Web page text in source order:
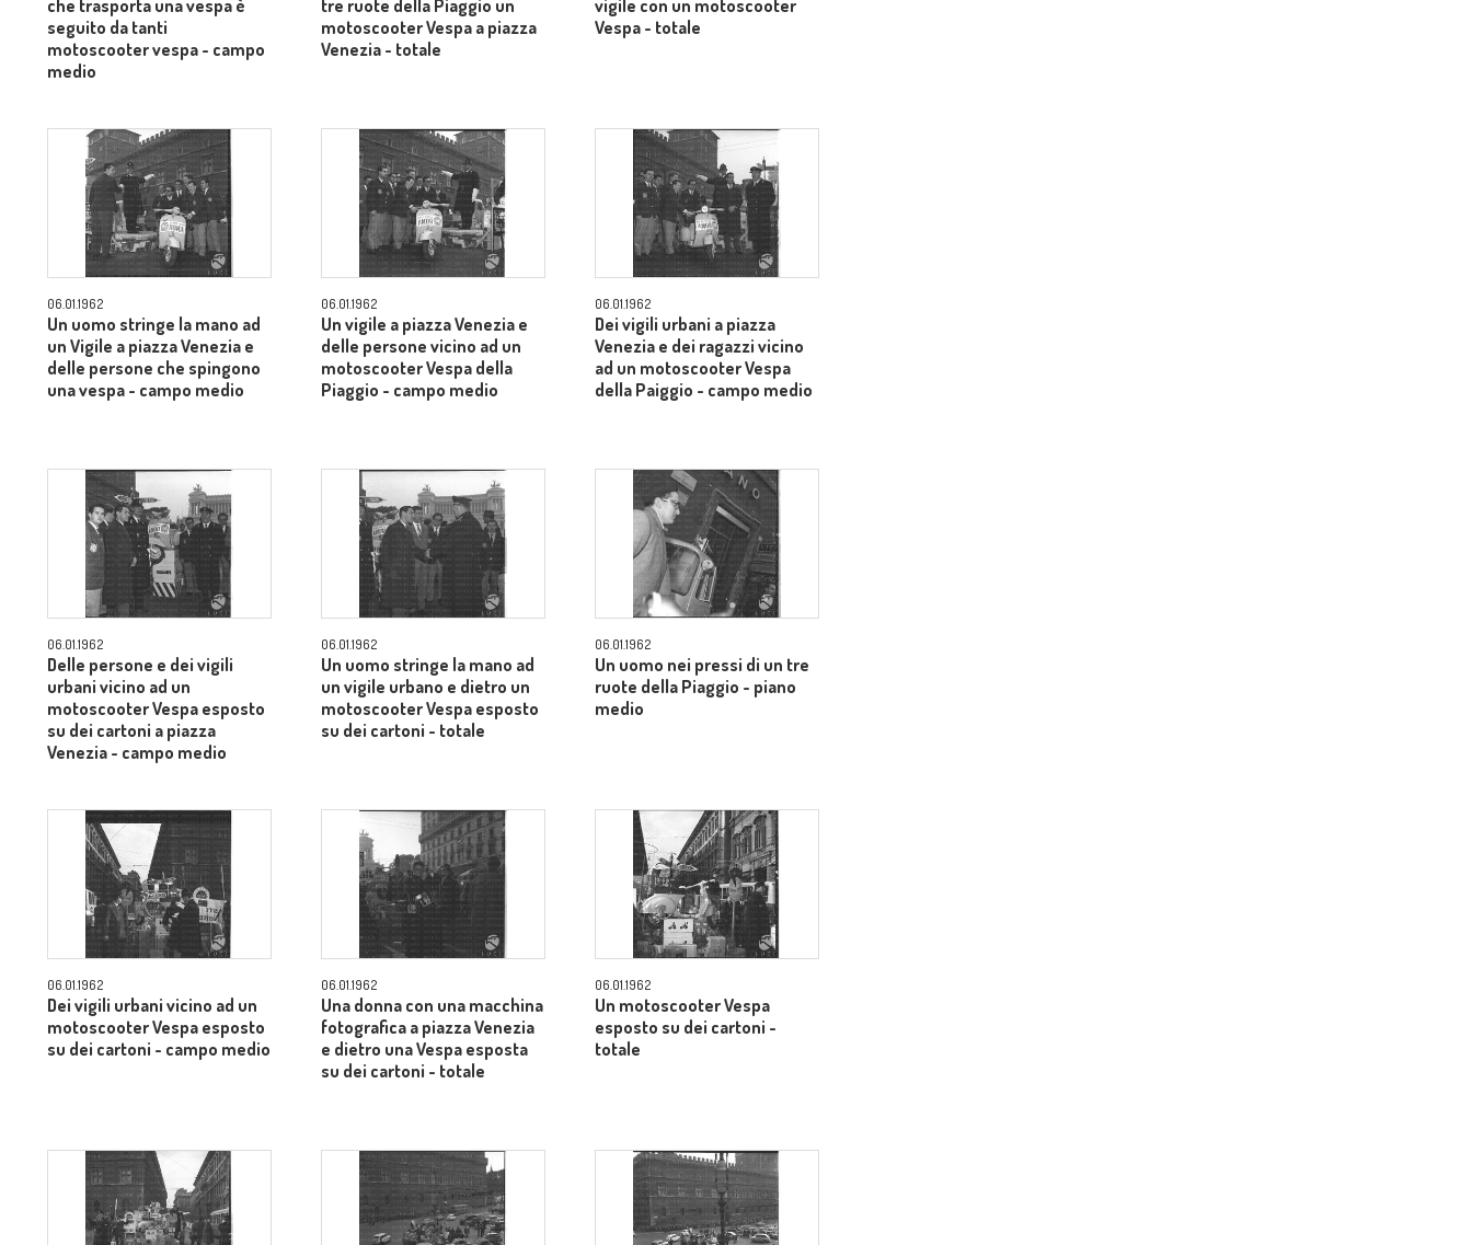
che trasporta una vespa è
seguito da tanti
motoscooter vespa - campo
medio
tre ruote della Piaggio un
motoscooter Vespa a piazza
Venezia - totale
vigile con un motoscooter
Vespa - totale
06.01.1962
Un uomo stringe la mano ad
un Vigile a piazza Venezia e
delle persone che spingono
una vespa - campo medio
06.01.1962
Un vigile a piazza Venezia e
delle persone vicino ad un
motoscooter Vespa della
Piaggio - campo medio
06.01.1962
Dei vigili urbani a piazza
Venezia e dei ragazzi vicino
ad un motoscooter Vespa
della Paiggio - campo medio
06.01.1962
Delle persone e dei vigili
urbani vicino ad un
motoscooter Vespa esposto
su dei cartoni a piazza
Venezia - campo medio
06.01.1962
Un uomo stringe la mano ad
un vigile urbano e dietro un
motoscooter Vespa esposto
su dei cartoni - totale
06.01.1962
Un uomo nei pressi di un tre
ruote della Piaggio - piano
medio
06.01.1962
Dei vigili urbani vicino ad un
motoscooter Vespa esposto
su dei cartoni - campo medio
06.01.1962
Una donna con una macchina
fotografica a piazza Venezia
e dietro una Vespa esposta
su dei cartoni - totale
06.01.1962
Un motoscooter Vespa
esposto su dei cartoni -
totale